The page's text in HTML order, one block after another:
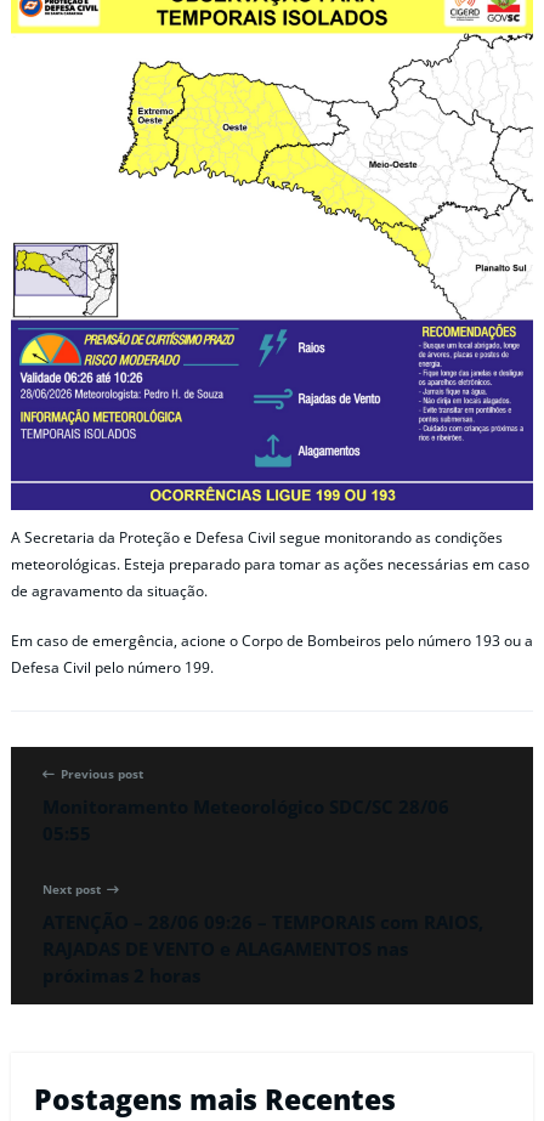
A Secretaria da Proteção e Defesa Civil segue monitorando as condições
meteorológicas. Esteja preparado para tomar as ações necessárias em caso
de agravamento da situação.
Em caso de emergência, acione o Corpo de Bombeiros pelo número 193 ou a
Defesa Civil pelo número 199.
Previous post
Next post
Postagens mais Recentes